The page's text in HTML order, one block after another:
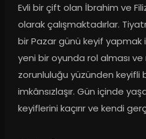
Evli bir çift olan İbrahim ve
olarak çalışmaktadırlar.
bir Pazar günü keyif
yeni bir oyunda rol alması ve
zorunluluğu yüzünden keyifli
imkânsızlaşır. Gün içinde
keyiflerini kaçırır ve kendi